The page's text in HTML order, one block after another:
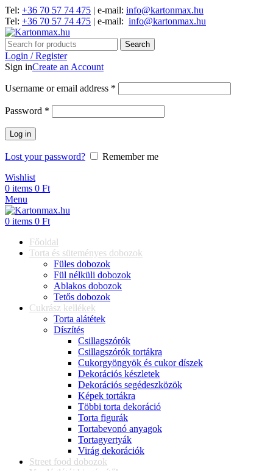
Tel: +36 70 57 74 475 | e-mail: info@kartonmax.hu
Tel: +36 70 57 74 475 | e-mail: info@kartonmax.hu
Search
Login / Register
Sign inCreate an Account
Username or email address *
Password *
Log in
Lost your password?
Remember me
Wishlist
0 items 0 Ft
Menu
0 items 0 Ft
Főoldal
Torta és süteményes dobozok
Füles dobozok
Fül nélküli dobozok
Ablakos dobozok
Tetős dobozok
Cukrász kellékek
Torta alátétek
Díszítés
Csillagszórók
Csillagszórók tortákra
Cukorgyöngyök és cukor díszek
Dekorációs készletek
Dekorációs segédeszközök
Képek tortákra
Többi torta dekoráció
Torta figurák
Tortabevonó anyagok
Tortagyertyák
Virág dekorációk
Street food dobozok